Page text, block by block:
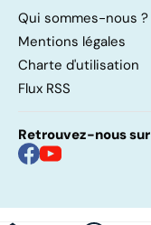
Qui sommes-nous ?
Mentions légales
Charte d'utilisation
Flux RSS
Retrouvez-nous sur